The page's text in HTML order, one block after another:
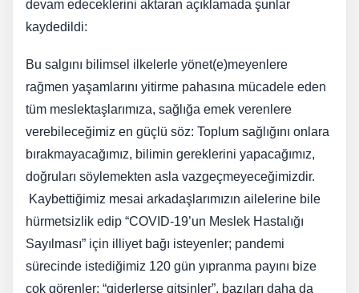
devam edeceklerini aktaran açıklamada şunlar
kaydedildi:
Bu salgını bilimsel ilkelerle yönet(e)meyenlere
rağmen yaşamlarını yitirme pahasına mücadele eden
tüm meslektaşlarımıza, sağlığa emek verenlere
verebileceğimiz en güçlü söz: Toplum sağlığını onlara
bırakmayacağımız, bilimin gereklerini yapacağımız,
doğruları söylemekten asla vazgeçmeyeceğimizdir.
Kaybettiğimiz mesai arkadaşlarımızın ailelerine bile
hürmetsizlik edip “COVID-19’un Meslek Hastalığı
Sayılması” için illiyet bağı isteyenler; pandemi
sürecinde istediğimiz 120 gün yıpranma payını bize
çok görenler; “giderlerse gitsinler”, bazıları daha da